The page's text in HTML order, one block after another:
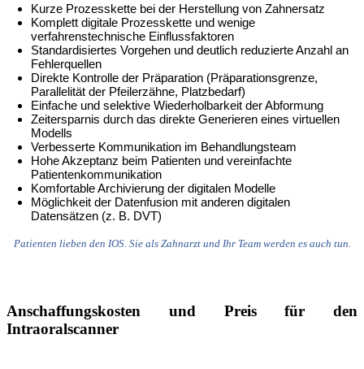
Kurze Prozesskette bei der Herstellung von Zahnersatz
Komplett digitale Prozesskette und wenige
verfahrenstechnische Einflussfaktoren
Standardisiertes Vorgehen und deutlich reduzierte Anzahl an
Fehlerquellen
Direkte Kontrolle der Präparation (Präparationsgrenze,
Parallelität der Pfeilerzähne, Platzbedarf)
Einfache und selektive Wiederholbarkeit der Abformung
Zeitersparnis durch das direkte Generieren eines virtuellen
Modells
Verbesserte Kommunikation im Behandlungsteam
Hohe Akzeptanz beim Patienten und vereinfachte
Patientenkommunikation
Komfortable Archivierung der digitalen Modelle
Möglichkeit der Datenfusion mit anderen digitalen
Datensätzen (z. B. DVT)
Patienten lieben den IOS. Sie als Zahnarzt und Ihr Team werden es auch tun.
Anschaffungskosten und Preis für den
Intraoralscanner